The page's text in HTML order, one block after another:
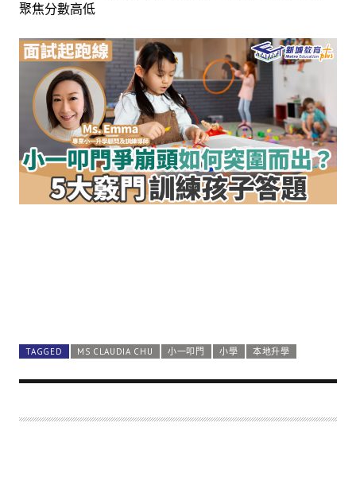
聚焦分數高低
TAGGED MS CLAUDIA CHU 小一叩門 小學 本地升學